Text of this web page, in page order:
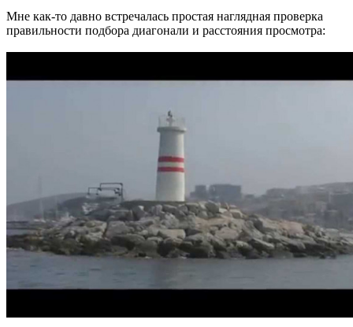
Мне как-то давно встречалась простая наглядная проверка
правильности подбора диагонали и расстояния просмотра: